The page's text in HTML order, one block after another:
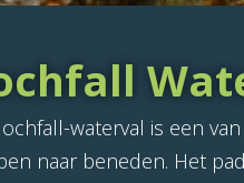
waterval is een
naar beneden. Het